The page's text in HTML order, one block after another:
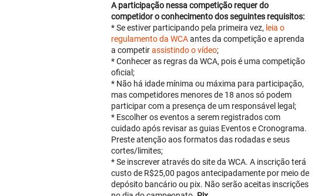
A participação nessa competição requer do
competidor o conhecimento dos seguintes requisitos:
* Se estiver participando pela primeira vez, leia o
regulamento da WCAantes da competição e aprenda
a competirassistindo o vídeo;
* Conhecer as regras da WCA, pois é uma competição
oficial;
* Não há idade mínima ou máxima para participação,
mas competidores menores de 18 anos só podem
participar com a presença de um responsável legal;
* Escolher os eventos a serem registrados com
cuidado após revisar as guias Eventos e Cronograma.
Preste atenção aos formatos das rodadas e seus
cortes/limites;
* Se inscrever através do site da WCA. A inscrição terá
custo de R$25,00 pagos antecipadamente por meio de
depósito bancário ou pix. Não serão aceitas inscrições